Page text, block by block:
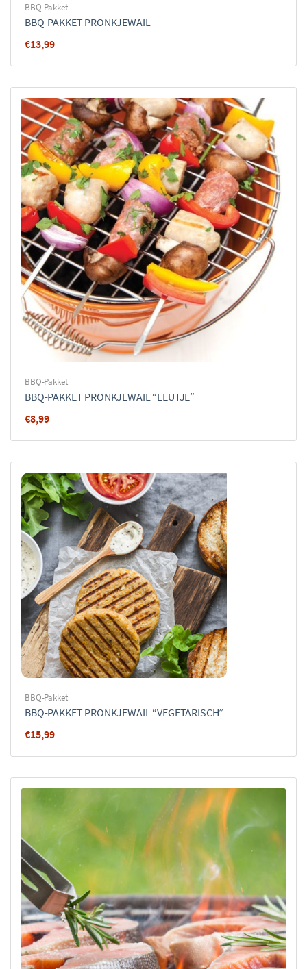
BBQ-Pakket
BBQ-PAKKET PRONKJEWAIL
€13,99
BBQ-Pakket
BBQ-PAKKET PRONKJEWAIL “LEUTJE”
€8,99
BBQ-Pakket
BBQ-PAKKET PRONKJEWAIL “VEGETARISCH”
€15,99